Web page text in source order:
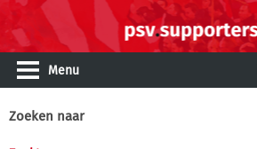
Menu
Zoeken naar